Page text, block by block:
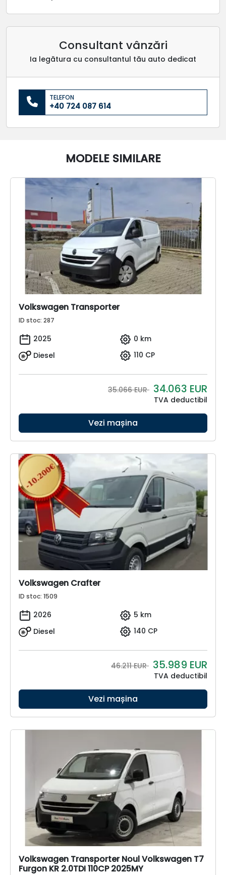
Consultant vânzări
Ia legătura cu consultantul tău auto dedicat
TELEFON
+40 724 087 614
MODELE SIMILARE
Volkswagen Transporter
ID stoc: 287
2025
0 km
Diesel
110 CP
35.066 EUR 34.063 EUR
TVA deductibil
Vezi mașina
Volkswagen Crafter
ID stoc: 1509
2026
5 km
Diesel
140 CP
46.211 EUR 35.989 EUR
TVA deductibil
Vezi mașina
Volkswagen Transporter Noul Volkswagen T7
Furgon KR 2.0TDI 110CP 2025MY